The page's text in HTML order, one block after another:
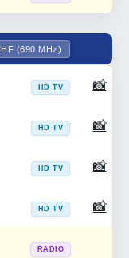
(690 MHz)
HD TV 📸
HD TV 📸
HD TV 📸
HD TV 📸
RADIO